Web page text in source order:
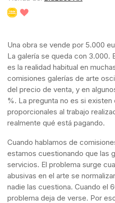
Una obra se vende por 5.000
La galería se queda con 3.000.
es la realidad habitual en
comisiones galerías de arte
del precio de venta, y en
%. La pregunta no es si
proporcionales al trabajo
realmente qué está pagando.
Cuando hablamos de
estamos cuestionando que las
servicios. El problema surge
abusivas en el arte se
nadie las cuestiona. Cuando el
problema deja de verse. Por